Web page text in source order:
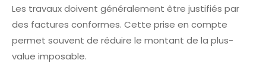
Les travaux doivent généralement être justifiés par
des factures conformes. Cette prise en compte
permet souvent de réduire le montant de la plus-
value imposable.